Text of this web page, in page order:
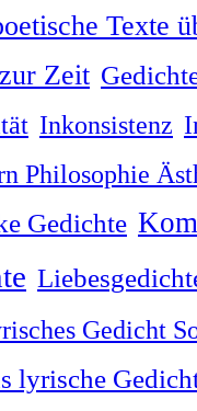
Texte
Zeit
Inkonsistenz
Philosophie
Gedichte
Gedicht
lyrische